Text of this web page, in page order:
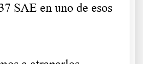
SAE en uno de esos